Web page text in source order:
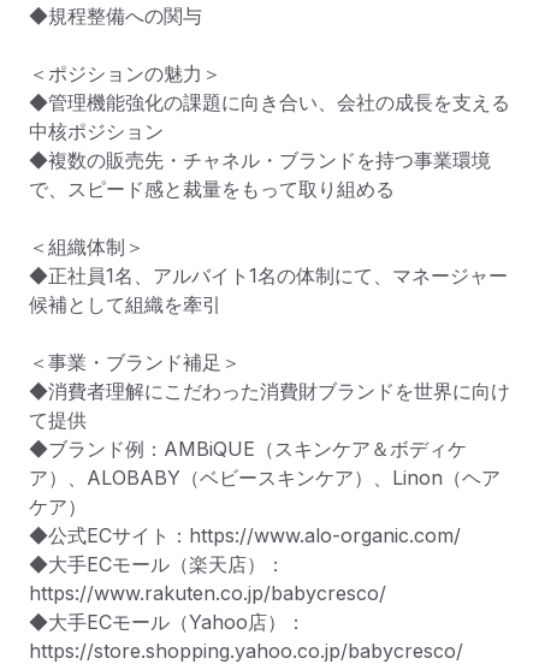
◆規程整備への関与
＜ポジションの魅力＞
◆管理機能強化の課題に向き合い、会社の成長を支える
中核ポジション
◆複数の販売先・チャネル・ブランドを持つ事業環境
で、スピード感と裁量をもって取り組める
＜組織体制＞
◆正社員1名、アルバイト1名の体制にて、マネージャー
候補として組織を牽引
＜事業・ブランド補足＞
◆消費者理解にこだわった消費財ブランドを世界に向け
て提供
◆ブランド例：AMBiQUE（スキンケア＆ボディケ
ア）、ALOBABY（ベビースキンケア）、Linon（ヘア
ケア）
◆公式ECサイト：https://www.alo-organic.com/
◆大手ECモール（楽天店）：
https://www.rakuten.co.jp/babycresco/
◆大手ECモール（Yahoo店）：
https://store.shopping.yahoo.co.jp/babycresco/